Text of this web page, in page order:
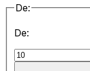
De:
De: